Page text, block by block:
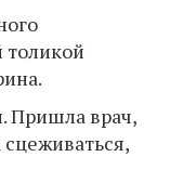
толикой
Пришла врач,
сцеживаться,